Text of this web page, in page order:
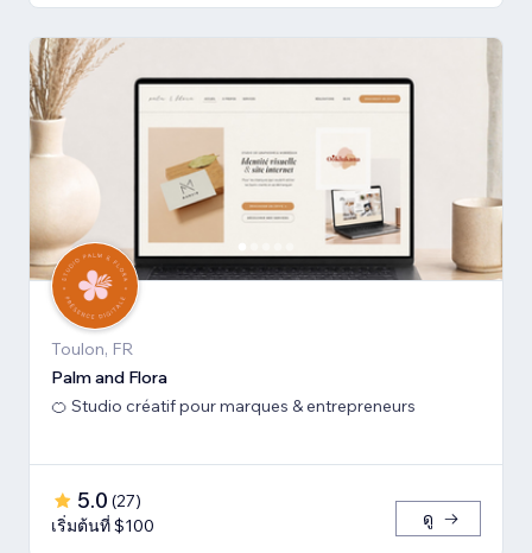
Toulon, FR
Palm and Flora
🍊 Studio créatif pour marques & entrepreneurs
5.0 (27)
เริ่มต้นที่ $100
ดู